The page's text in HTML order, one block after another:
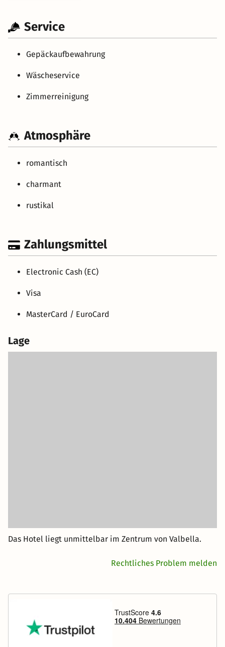
Service
Gepäckaufbewahrung
Wäscheservice
Zimmerreinigung
Atmosphäre
romantisch
charmant
rustikal
Zahlungsmittel
Electronic Cash (EC)
Visa
MasterCard / EuroCard
Lage
Das Hotel liegt unmittelbar im Zentrum von Valbella.
Rechtliches Problem melden